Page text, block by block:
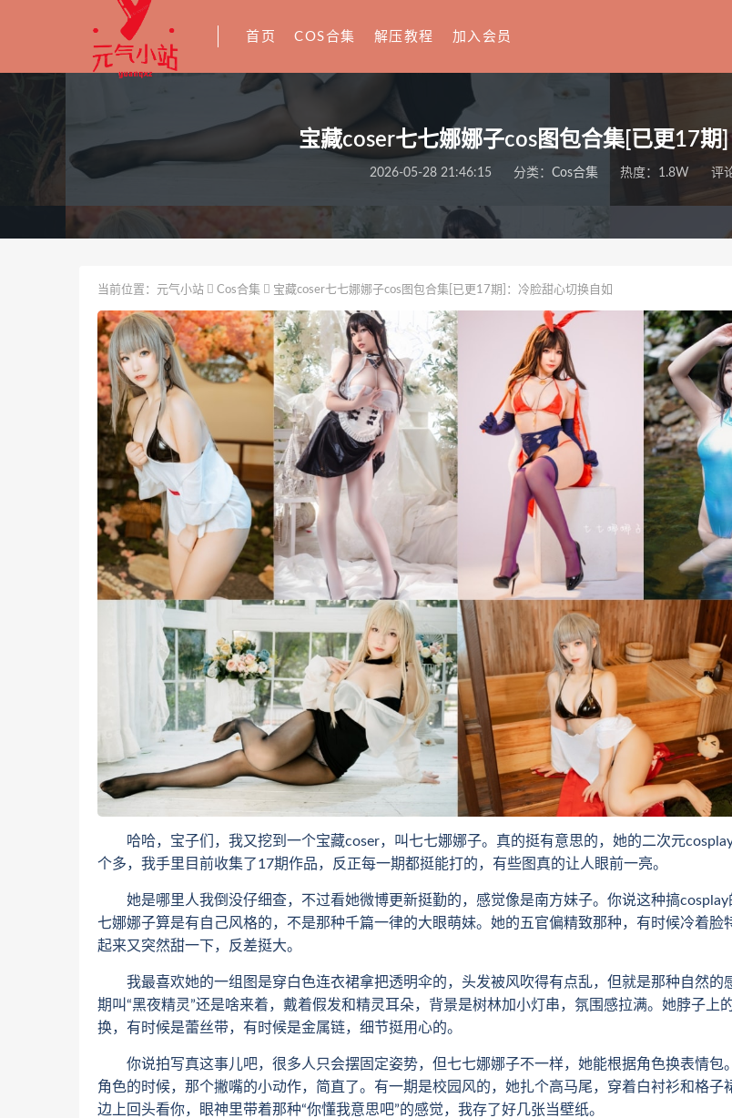
首页 COS合集 解压教程 加入会员
宝藏coser七七娜娜子cos图包合集[已更17期
2026-05-28 21:46:15 分类： Cos合集 热度：1.8W 评
当前位置： 元气小站 Cos合集 宝藏coser七七娜娜子cos图包合集[已更17期]：冷脸甜心切换自如
哈哈，宝子们，我又挖到一个宝藏coser，叫七七娜娜子。真的挺有意思的，她的二次元
个多，我手里目前收集了17期作品，反正每一期都挺能打的，有些图真的让人眼前一亮。
她是哪里人我倒没仔细查，不过看她微博更新挺勤的，感觉像是南方妹子。你说这种搞cosplay
七娜娜子算是有自己风格的，不是那种千篇一律的大眼萌妹。她的五官偏精致那种，有时候冷着脸
起来又突然甜一下，反差挺大。
我最喜欢她的一组图是穿白色连衣裙拿把透明伞的，头发被风吹得有点乱，但就是那种自然的
期叫“黑夜精灵”还是啥来着，戴着假发和精灵耳朵，背景是树林加小灯串，氛围感拉满。她脖子上
换，有时候是蕾丝带，有时候是金属链，细节挺用心的。
你说拍写真这事儿吧，很多人只会摆固定姿势，但七七娜娜子不一样，她能根据角色换表情包
角色的时候，那个撇嘴的小动作，简直了。有一期是校园风的，她扎个高马尾，穿着白衬衫和格子
边上回头看你，眼神里带着那种“你懂我意思吧”的感觉，我存了好几张当壁纸。